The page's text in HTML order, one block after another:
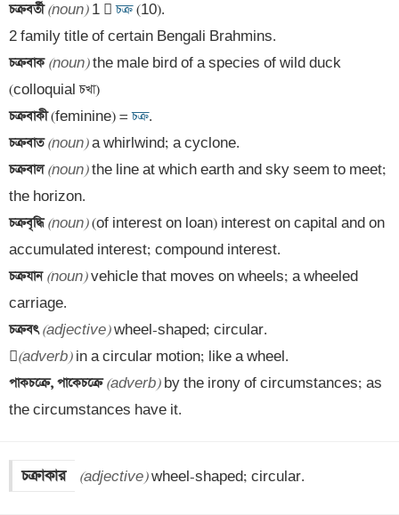
চক্রবর্তী (noun) 1  চক্র (10).
চক্রবাক (noun) the male bird of a species of wild duck
চক্রবাকী (feminine) = চক্র
চক্রবাত (noun)
চক্রবাল (noun) the line at which earth and sky seem to meet;
চক্রবৃদ্ধি (noun) (of interest on loan) interest on capital and on
চক্রযান (noun) vehicle that moves on wheels; a wheeled
চক্রবৎ (adjective) wheel-shaped; circular.
(adverb)
পাকচক্রে, পাকেচক্রে (adverb) by the irony of circumstances; as
the circumstances have it.
চক্রাকার (adjective) wheel-shaped; circular.